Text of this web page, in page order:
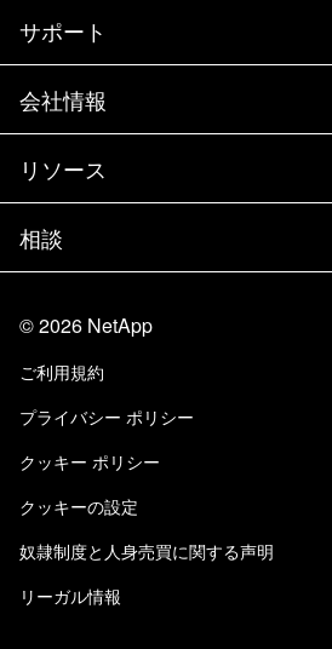
購入方法
営業チームへのお問い合わせ
パートナーを検索
エグゼクティブ ブリーフィング
製品A-Z
サポート
サポート
トレーニング
ドキュメント
ナレッジ ベース
コミュニティ
知識の習得
会社情報
会社情報
パートナー
採用情報
Trust Center
責任と持続可能性
品質に関する認定
NetApp Instaclustr
リソース
ニュースルーム
イベント
ブログ
カスタマー エクスペリエンス
ユーザ事例
相談
当サイトに関するフィードバック
アクセシビリティ
Eメールの登録
©2026 NetApp
ご利用規約
プライバシー ポリシー
クッキー ポリシー
クッキーの設定
奴隷制度と人身売買に関する声明
リーガル情報